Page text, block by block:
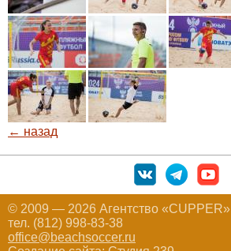
← назад
© 2009 — 2026 Агентство «CUPPER»
тел. (812) 998-83-38
office@beachsoccer.ru